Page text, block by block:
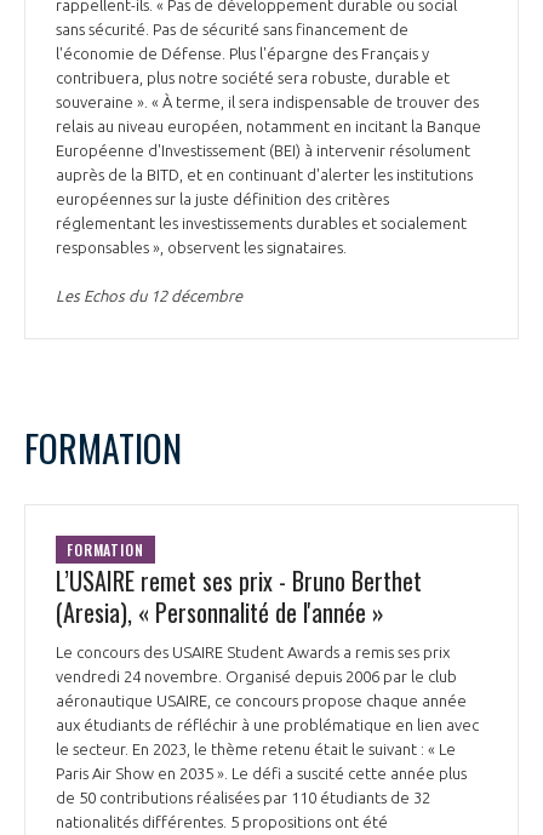
rappellent-ils. « Pas de développement durable ou social
sans sécurité. Pas de sécurité sans financement de
l'économie de Défense. Plus l'épargne des Français y
contribuera, plus notre société sera robuste, durable et
souveraine ». « À terme, il sera indispensable de trouver des
relais au niveau européen, notamment en incitant la Banque
Européenne d'Investissement (BEI) à intervenir résolument
auprès de la BITD, et en continuant d'alerter les institutions
européennes sur la juste définition des critères
réglementant les investissements durables et socialement
responsables », observent les signataires.
Les Echos du 12 décembre
FORMATION
FORMATION
L’USAIRE remet ses prix - Bruno Berthet
(Aresia), « Personnalité de l'année »
Le concours des USAIRE Student Awards a remis ses prix
vendredi 24 novembre. Organisé depuis 2006 par le club
aéronautique USAIRE, ce concours propose chaque année
aux étudiants de réfléchir à une problématique en lien avec
le secteur. En 2023, le thème retenu était le suivant : « Le
Paris Air Show en 2035 ». Le défi a suscité cette année plus
de 50 contributions réalisées par 110 étudiants de 32
nationalités différentes. 5 propositions ont été